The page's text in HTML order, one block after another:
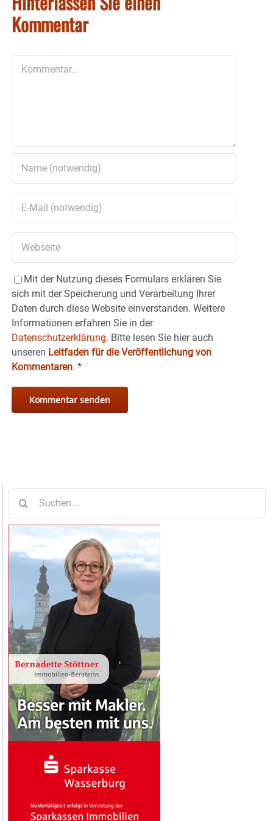
Kommentar
Mit der Nutzung dieses Formulars erklären Sie
sich mit der Speicherung und Verarbeitung Ihrer
Daten durch diese Website einverstanden. Weitere
Informationen erfahren Sie in der
Datenschutzerklärung. Bitte lesen Sie hier auch
unseren Leitfaden für die Veröffentlichung von
Kommentaren. *
nach: